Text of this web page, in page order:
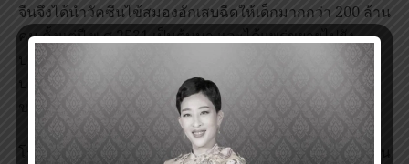
จีนจึงได้นำวัคซีนไข้สมองอักเสบฉีดให้เด็กมากกว่า 200 ล้าน
คน ตั้งแต่ปี พ.ศ.2531 เป็นต้นมา และได้แพร่ขยายไปยัง
ประเทศอินเดีย เกาหลี ศรีลังกา และเนปาล รวมทั้ง
ประเทศไทยด้วยอีกหลายสิบล้านคน ทำให้การแพร่ระบาด
ของโรคนี้ในทวีปเอเชียลดลงได้มาก
โรคไข้สมองอักเสบ จีอี จัดเป็นโรคที่เป็นปัญหาสำคัญที่สุดใน